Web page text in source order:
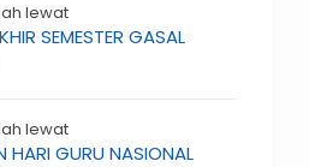
lewat
SEMESTER GASAL
lewat
HARI GURU NASIONAL